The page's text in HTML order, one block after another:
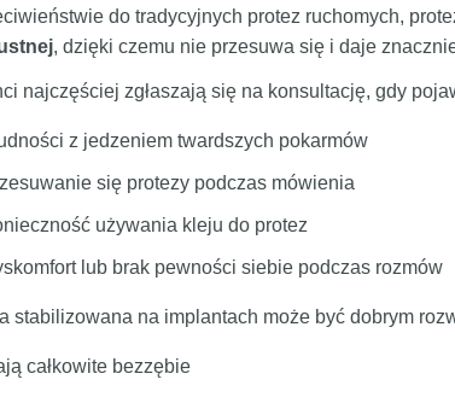
do tradycyjnych protez ruchomych,
, dzięki czemu nie przesuwa się i daje
najczęściej zgłaszają się na konsultację, gdy
z jedzeniem twardszych pokarmów
się protezy podczas mówienia
używania kleju do protez
lub brak pewności siebie podczas rozmów
stabilizowana na implantach może być dobrym
całkowite bezzębie